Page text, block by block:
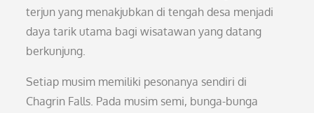
terjun yang menakjubkan di tengah desa menjadi
daya tarik utama bagi wisatawan yang datang
berkunjung.
Setiap musim memiliki pesonanya sendiri di
Chagrin Falls. Pada musim semi, bunga-bunga